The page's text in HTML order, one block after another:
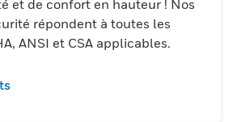
et de confort en hauteur ! Nos
répondent à toutes les
ANSI et CSA applicables.